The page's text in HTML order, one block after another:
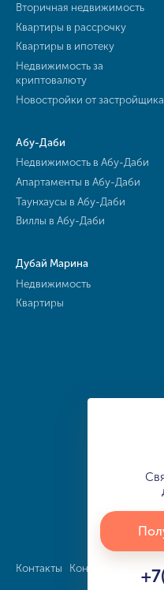
Вторичная недвижимость
Квартиры в рассрочку
Квартиры в ипотеку
Недвижимость за
криптовалюту
Новостройки от застройщика
Абу-Даби
Недвижимость в Абу-Даби
Апартаменты в Абу-Даби
Таунхаусы в Абу-Даби
Виллы в Абу-Даби
Дубай Марина
Недвижимость
Квартиры
Контакты